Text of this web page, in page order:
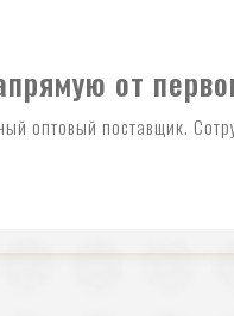
от
оптовый поставщик.